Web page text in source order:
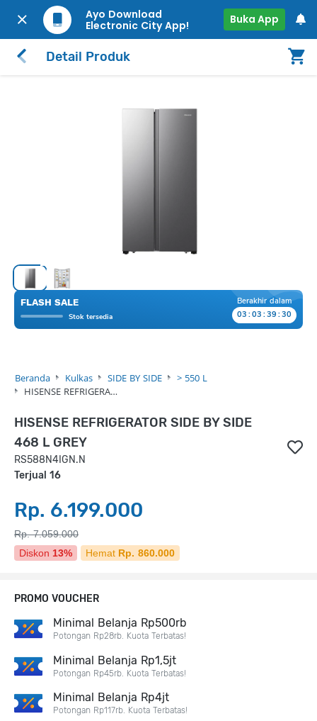
Ayo Download
Electronic City App!
Buka App
Detail Produk
Beranda Kulkas SIDE BY SIDE
> 550 L
HISENSE REFRIGERA…
FLASH SALE
Stok tersedia
Berakhir dalam
03 :03 :39 :30
HISENSE REFRIGERATOR SIDE BY SIDE
468 L GREY
RS588N4IGN.N
Terjual 16
Rp. 6.199.000
Rp. 7.059.000
Diskon 13% Hemat Rp. 860.000
PROMO VOUCHER
Minimal Belanja Rp500rb
Potongan Rp28rb. Kuota Terbatas!
Minimal Belanja Rp1,5jt
Potongan Rp45rb. Kuota Terbatas!
Minimal Belanja Rp4jt
Potongan Rp117rb. Kuota Terbatas!